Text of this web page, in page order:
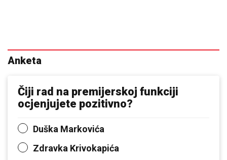
Anketa
Čiji rad na premijerskoj funkciji
ocjenjujete pozitivno?
Duška Markovića
Zdravka Krivokapića